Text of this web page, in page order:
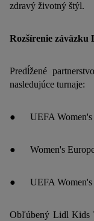
zdravý životný štýl.
Rozšírenie záväzku
Predĺžené
nasledujúce turnaje:
● UEFA Women's
● Women's
● UEFA Women's
Obľúbený Lidl Kids